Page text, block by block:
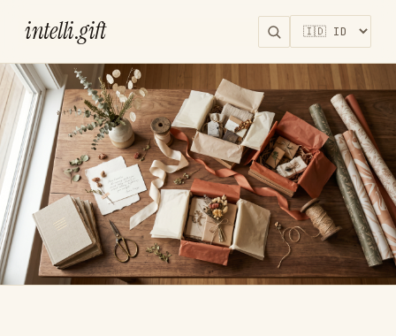
intelli.gift